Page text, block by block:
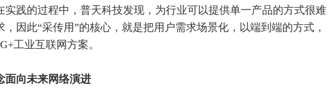
实践的过程中，普天科技发现，为行业可以提供单一产品的方式很难
，因此“采传用”的核心，就是把用户需求场景化，以端到端的方式，
工业互联网方案。
面向未来网络演进